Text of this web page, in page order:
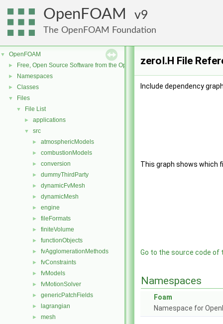
OpenFOAM 9
The OpenFOAM Foundation
▼ OpenFOAM
► Free, Open Source Software from the OpenFOAM Foundation
► Namespaces
► Classes
▼ Files
▼ File List
► applications
▼ src
► atmosphericModels
► combustionModels
► conversion
► dummyThirdParty
► dynamicFvMesh
► dynamicMesh
► engine
► fileFormats
► finiteVolume
► functionObjects
► fvAgglomerationMethods
► fvConstraints
► fvModels
► fvMotionSolver
► genericPatchFields
► lagrangian
► mesh
zeroI.H File
Include dependency
This graph shows which
Go to the source code of
Namespaces
Foam
Namespace for